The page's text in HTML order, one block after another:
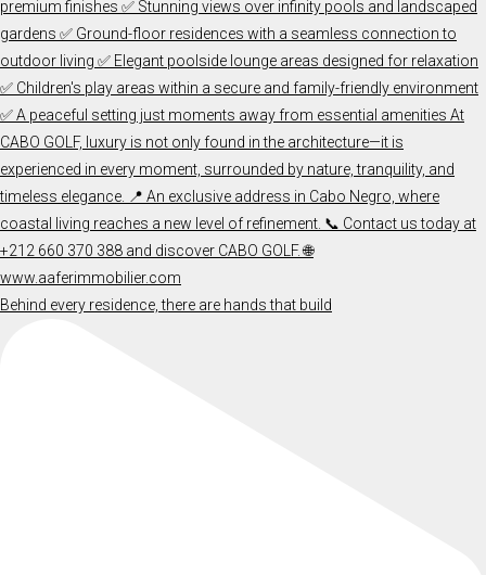
Behind every residence, there are hands that build